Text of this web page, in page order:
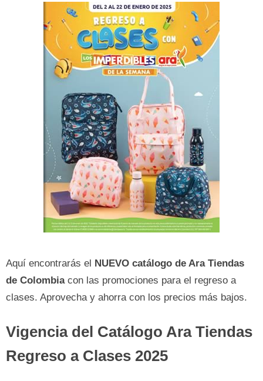
Aquí encontrarás el NUEVO catálogo de Ara Tiendas
de Colombiacon las promociones para el regreso a
clases. Aprovecha y ahorra con los precios más bajos.
Vigencia del Catálogo Ara Tiendas
Regreso a Clases 2025